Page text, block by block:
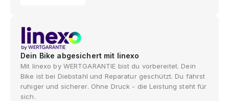
Dein Bike abgesichert mit linexo
Mit linexo by WERTGARANTIE bist du vorbereitet. Dein
Bike ist bei Diebstahl und Reparatur geschützt. Du fährst
ruhiger und sicherer. Ohne Druck - die Leistung steht für
sich.